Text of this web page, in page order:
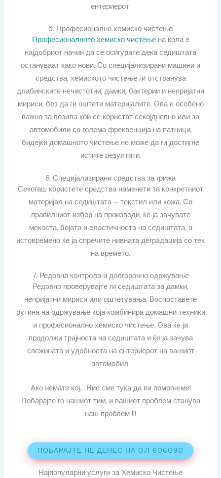
ентериерот.
5. Професионално хемиско чистење
Професионалното хемиско чистењена кола е
најдобриот начин да се осигурате дека седиштата
остануваат како нови. Со специјализирани машини и
средства, хемиското чистење ги отстранува
длабинските нечистотии, дамки, бактерии и непријатни
мириси, без да ги оштети материјалите. Ова е особено
важно за возила кои се користат секојдневно или за
автомобили со голема фреквенција на патници,
бидејќи домашното чистење не може да ги достигне
истите резултати.
6. Специјализирани средства за грижа
Секогаш користете средства наменети за конкретниот
материјал на седиштата – текстил или кожа. Со
правилниот избор на производи, ќе ја зачувате
мекоста, бојата и еластичноста на седиштата, а
истовремено ќе ја спречите нивната деградација со тек
на времето.
7. Редовна контрола и долгорочно одржување
Редовно проверувајте ги седиштата за дамки,
непријатни мириси или оштетувања. Воспоставете
рутина на одржување која комбинира домашни техники
и професионално хемиско чистење. Ова ќе ја
продолжи трајноста на седиштата и ќе ја зачува
свежината и удобноста на ентериерот на вашиот
автомобил.
Ако немате кој… Ние сме тука да ви помогнеме!
Побарајте го нашиот тим, и вашиот проблем станува
наш проблем !!!
ПОБАРАЈТЕ НЕ ДЕНЕС НА 071 606090
Најпопуларни услуги за Хемиско Чистење